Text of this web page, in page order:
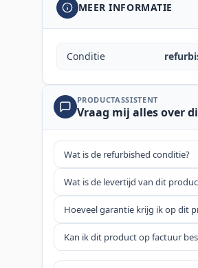
MEER INFORMATIE
Conditie
PRODUCTASSISTENT
Vraag mij alles over
Wat is de refurbished conditie?
Wat is de levertijd van dit
Hoeveel garantie krijg ik op dit
Kan ik dit product op factuur